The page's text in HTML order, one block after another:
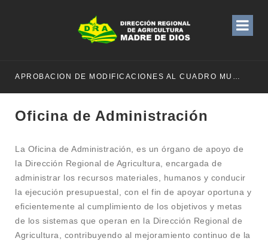
APROBACION DE MODIFICACIONES AL CUADRO MULTIANUAL DE NECESIDADESDE DE LA DIRECCION REGIONAL DE DESARROLLO AGROPECUARIO Y RIEGO MES DE MAYO
Oficina de Administración
La Oficina de Administración, es un órgano de apoyo de
la Dirección Regional de Agricultura, encargada de
administrar los recursos materiales, humanos y conducir
la ejecución presupuestal, con el fin de apoyar oportuna y
eficientemente al cumplimiento de los objetivos y metas
de los sistemas que operan en la Dirección Regional de
Agricultura, contribuyendo al mejoramiento continuo de la